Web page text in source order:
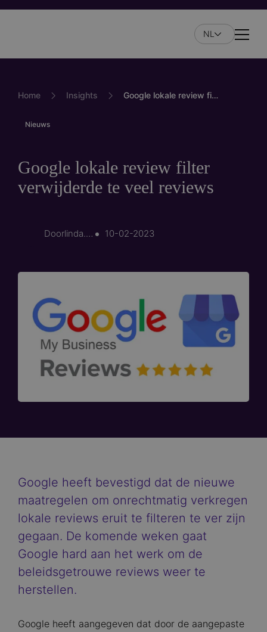
Overslaan
NL
Home Insights Google lokale review filter verwijderde te veel reviews
Nieuws
Google lokale review filter
verwijderde te veel reviews
Door linda.wassenaar 10-02-2023
Google heeft bevestigd dat de nieuwe
maatregelen om onrechtmatig verkregen
lokale reviews eruit te filteren te ver zijn
gegaan. De komende weken gaat
Google hard aan het werk om de
beleidsgetrouwe reviews weer te
herstellen.
Google heeft aangegeven dat door de aangepaste